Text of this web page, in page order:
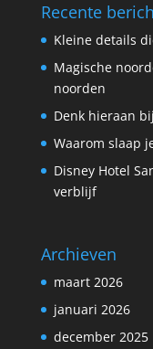
Recente
Kleine details
Magische
noorden
Denk hieraan
Waarom slaap
Disney Hotel
verblijf
Archieven
maart 2026
januari 2026
december 2025